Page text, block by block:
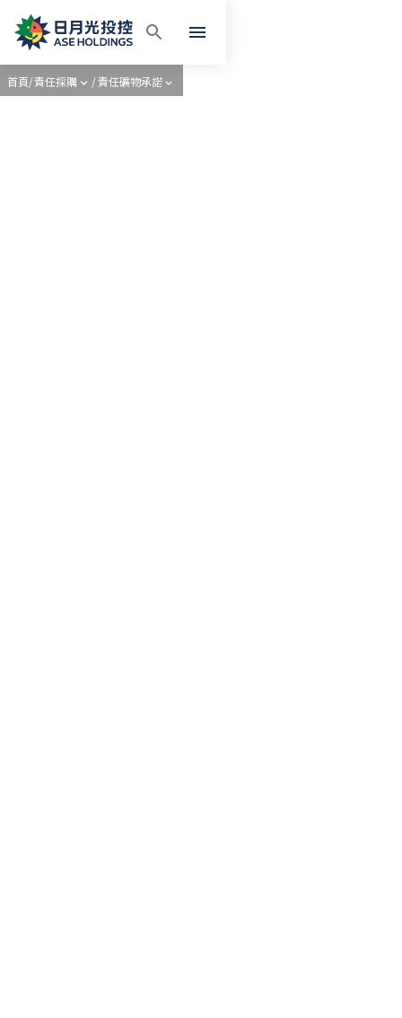
首頁/責任採購 /責任礦物承諾